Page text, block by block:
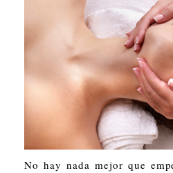
No hay nada mejor que